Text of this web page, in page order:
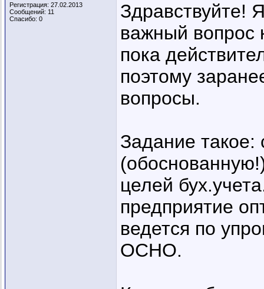
Регистрация: 27.02.2013
Сообщений: 11
Спасибо: 0
Здравствуйте!
важный вопрос
пока
поэтому
вопросы.
Задание такое:
целей
предприятие
ведется по
ОСНО.